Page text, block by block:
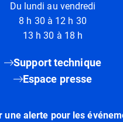
Du lundi au vendredi
8 h 30 à 12 h 30
13 h 30 à 18 h
Support technique
Espace presse
une alerte pour les